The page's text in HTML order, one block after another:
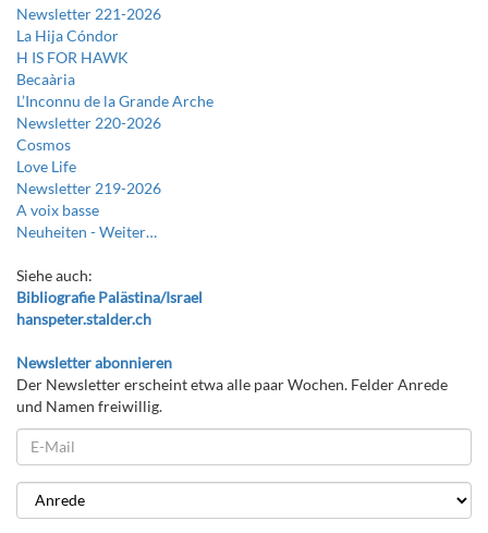
Newsletter 221-2026
La Hija Cóndor
H IS FOR HAWK
Becaària
L’Inconnu de la Grande Arche
Newsletter 220-2026
Cosmos
Love Life
Newsletter 219-2026
A voix basse
Neuheiten -Weiter…
Siehe auch:
Bibliografie Palästina/Israel
hanspeter.stalder.ch
Newsletter abonnieren
Der Newsletter erscheint etwa alle paar Wochen. Felder Anrede
und Namen freiwillig.